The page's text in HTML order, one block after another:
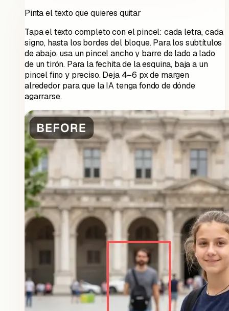
Pinta el texto que quieres quitar
Tapa el texto completo con el pincel: cada letra, cada
signo, hasta los bordes del bloque. Para los subtítulos
de abajo, usa un pincel ancho y barre de lado a lado
de un tirón. Para la fechita de la esquina, baja a un
pincel fino y preciso. Deja 4–6 px de margen
alrededor para que la IA tenga fondo de dónde
agarrarse.